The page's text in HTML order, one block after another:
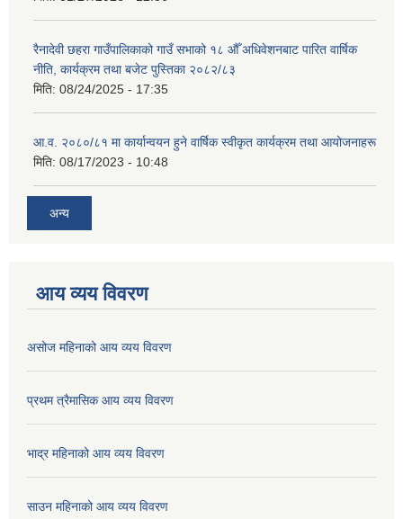
रैनादेवी छहरा गाउँपालिकाको गाउँ सभाको १८ औँ अधिवेशनबाट पारित वार्षिक
नीति, कार्यक्रम तथा बजेट पुस्तिका २०८२/८३
मिति: 08/24/2025 - 17:35
आ.व. २०८०/८१ मा कार्यान्वयन हुने वार्षिक स्वीकृत कार्यक्रम तथा आयोजनाहरू
मिति: 08/17/2023 - 10:48
अन्य
आय व्यय विवरण
असोज महिनाको आय व्यय विवरण
प्रथम त्रैमासिक आय व्यय विवरण
भाद्र महिनाको आय व्यय विवरण
साउन महिनाको आय व्यय विवरण